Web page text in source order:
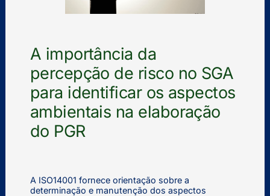
A importância da
percepção de risco no SGA
para identificar os aspectos
ambientais na elaboração
do PGR
A ISO14001 fornece orientação sobre a
determinação e manutenção dos aspectos